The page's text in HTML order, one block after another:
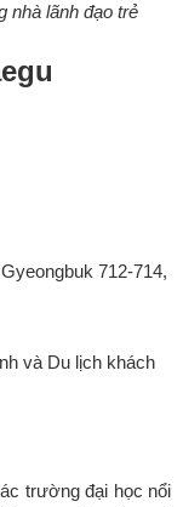
nhà lãnh đạo trẻ
712-714,
và Du lịch khách
trường đại học nổi